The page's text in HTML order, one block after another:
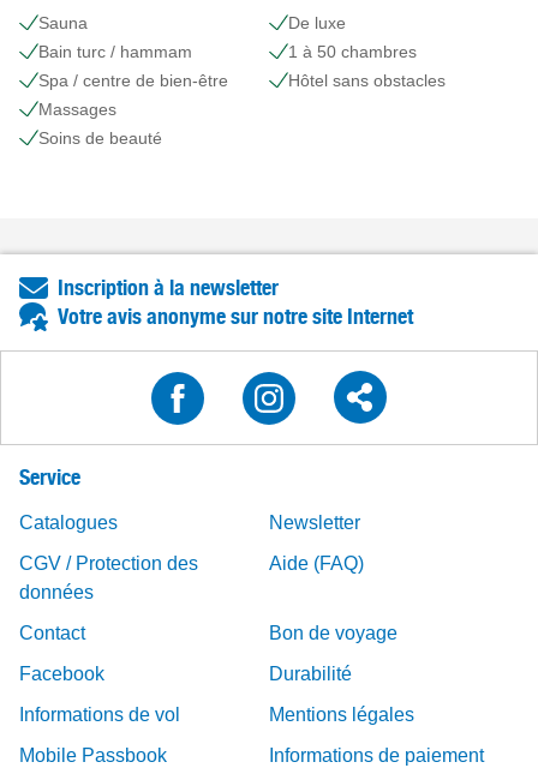
Sauna
Bain turc / hammam
Spa / centre de bien-être
Massages
Soins de beauté
De luxe
1 à 50 chambres
Hôtel sans obstacles
Inscription à la newsletter
Votre avis anonyme sur notre site Internet
Service
Catalogues
Newsletter
CGV / Protection des
données
Aide (FAQ)
Contact
Bon de voyage
Facebook
Durabilité
Informations de vol
Mentions légales
Mobile Passbook
Informations de paiement